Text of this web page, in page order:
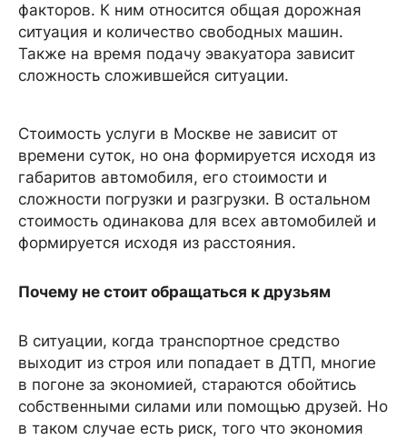
факторов. К ним относится общая дорожная
ситуация и количество свободных машин.
Также на время подачу эвакуатора зависит
сложность сложившейся ситуации.
Стоимость услуги в Москве не зависит от
времени суток, но она формируется исходя из
габаритов автомобиля, его стоимости и
сложности погрузки и разгрузки. В остальном
стоимость одинакова для всех автомобилей и
формируется исходя из расстояния.
Почему не стоит обращаться к друзьям
В ситуации, когда транспортное средство
выходит из строя или попадает в ДТП, многие
в погоне за экономией, стараются обойтись
собственными силами или помощью друзей. Но
в таком случае есть риск, того что экономия